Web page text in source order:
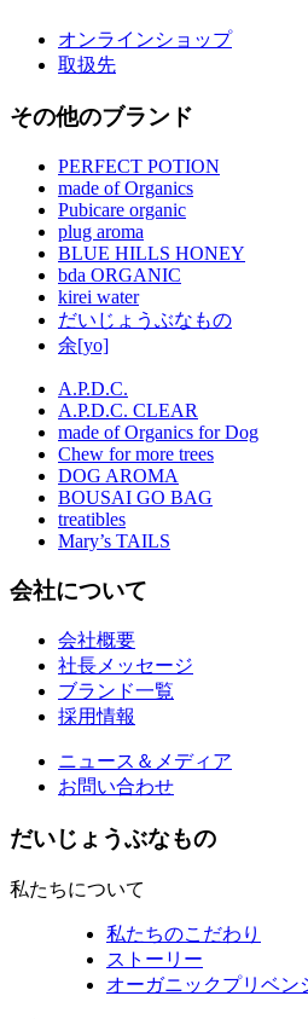
オンラインショップ
取扱先
その他のブランド
PERFECT POTION
made of Organics
Pubicare organic
plug aroma
BLUE HILLS HONEY
bda ORGANIC
kirei water
だいじょうぶなもの
余[yo]
A.P.D.C.
A.P.D.C. CLEAR
made of Organics for Dog
Chew for more trees
DOG AROMA
BOUSAI GO BAG
treatibles
Mary’s TAILS
会社について
会社概要
社長メッセージ
ブランド一覧
採用情報
ニュース＆メディア
お問い合わせ
だいじょうぶなもの
私たちについて
私たちのこだわり
ストーリー
オーガニックプリベン